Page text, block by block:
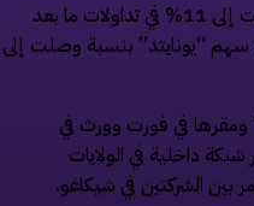
وقفزت أسهم “أميركان” بنسبة وصلت إلى 11% في تداولات ما بعد
“يونايتد” بنسبة وصلت إلى
في فورت وورث في
داخلية في الولايات
الشركتين في شيكاغو.